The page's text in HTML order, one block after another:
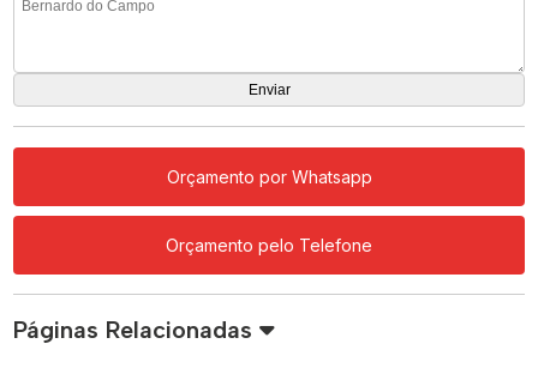
Orçamento por Whatsapp
Orçamento pelo Telefone
Páginas Relacionadas